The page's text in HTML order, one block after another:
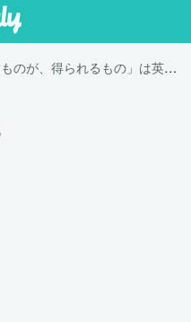
「見えているものが、得られるもの」は英語で "What you see is what you get."